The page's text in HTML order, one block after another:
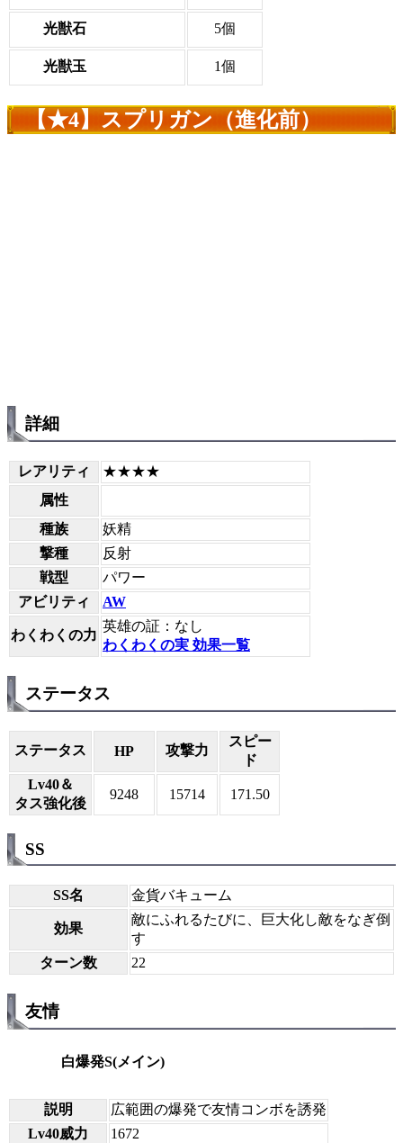
光獣石 5個
光獣玉 1個
【★4】スプリガン（進化前）
詳細
レアリティ
★★★★
属性
種族
妖精
撃種
反射
戦型
パワー
アビリティ
AW
わくわくの力
英雄の証：なし
わくわくの実 効果一覧
ステータス
ステータス HP 攻撃力
スピー
ド
Lv40＆
タス強化後
9248 15714 171.50
SS
SS名 金貨バキューム
効果
敵にふれるたびに、巨大化し敵をなぎ倒
す
ターン数
22
友情
白爆発S(メイン)
説明
広範囲の爆発で友情コンボを誘発
Lv40威力
1672